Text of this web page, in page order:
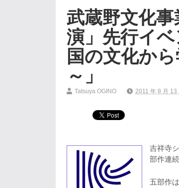
武蔵野文化
演」先行イ
国の文化か
～」
Tatsuya OGINO 2011 年 8 月 13
吉祥寺
部作連
五部作